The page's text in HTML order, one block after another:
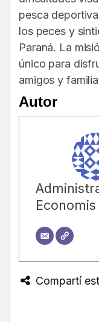
pesca
los peces y
Paraná. La
único para
amigos y
Autor
Economis
Compartí